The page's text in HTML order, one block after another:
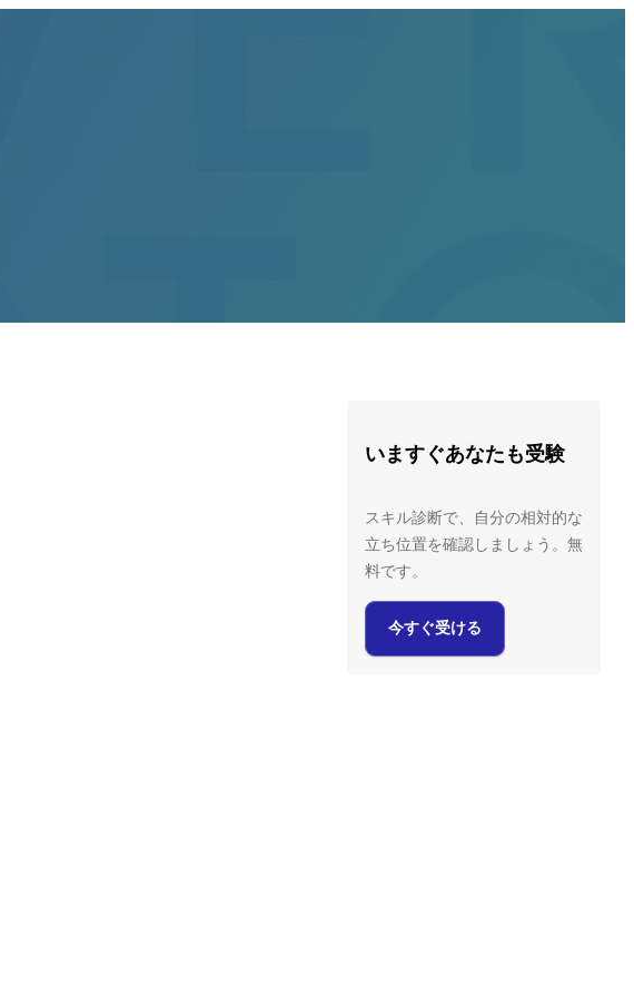
いますぐあなたも受験
スキル診断で、自分の相対的な
立ち位置を確認しましょう。無
料です。
今すぐ受ける